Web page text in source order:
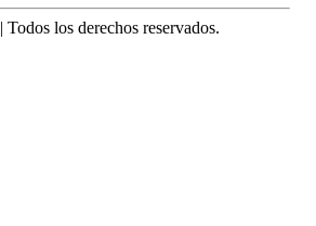
| Todos los derechos reservados.